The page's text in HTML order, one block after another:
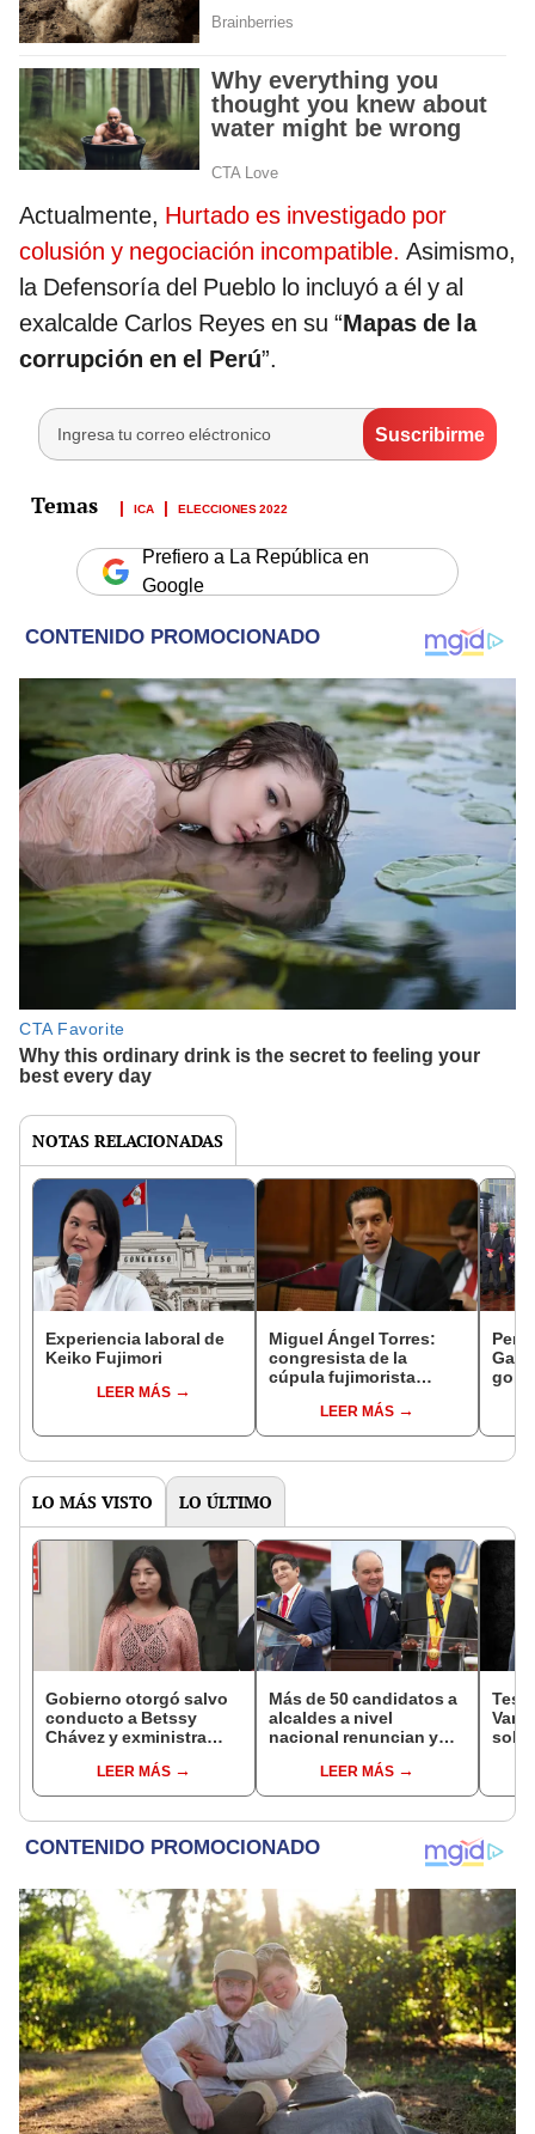
Actualmente, Hurtado es investigado por
colusión y negociación incompatible. Asimismo,
la Defensoría del Pueblo lo incluyó a él y al
exalcalde Carlos Reyes en su “Mapas de la
corrupción en el Perú”.
ICA ELECCIONES 2022
Prefiero a La República en
Google
NOTAS RELACIONADAS
Experiencia laboral de
Keiko Fujimori
LEER MÁS
Miguel Ángel Torres:
congresista de la
cúpula fujimorista
del SenadoLEER MÁS
LO MÁS VISTO LO ÚLTIMO
Gobierno otorgó salvo
conducto a Betssy
Chávez y exministra
madrugadaLEER MÁS
Más de 50 candidatos a
alcaldes a nivel
nacional renuncian y
encubiertaLEER MÁS